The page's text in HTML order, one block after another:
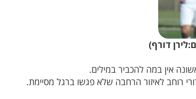
דורף)
אין במה להכביר במילים.
רוחב לאיזור הרחבה שלא פגשו ברגל מסיימת.